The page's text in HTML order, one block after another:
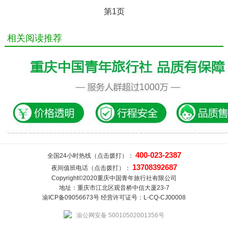
第1页
相关阅读推荐
全国24小时热线（点击拨打）： 400-023-2387
夜间值班电话（点击拨打）： 13708392687
Copyright©2020重庆中国青年旅行社有限公司
地址：重庆市江北区观音桥中信大厦23-7
渝ICP备09056673号 经营许可证号：L-CQ-CJ00008
渝公网安备 50010502001356号